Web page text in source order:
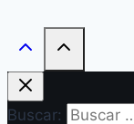
Buscar: